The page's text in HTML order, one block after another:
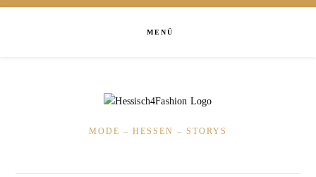
MENÜ
MODE – HESSEN – STORYS